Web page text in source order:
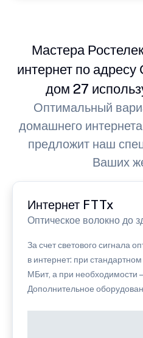
Мастера
интернет по
дом 27
Оптимальный
домашнего
предложит наш
Ваших
Интернет FTTx
Оптическое волокно до
За счет светового сигнала
в интернет: при
МБит, а при необходимости
Дополнительное